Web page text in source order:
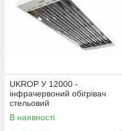
UKROP У 12000 -
інфрачервоний обігрівач
стельовий
середньохвильової для
теплиць, ферм і холодних
В наявності